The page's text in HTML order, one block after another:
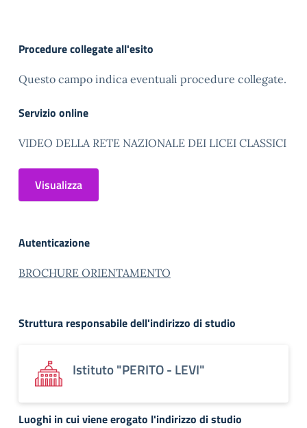
Procedure collegate all'esito
Questo campo indica eventuali procedure collegate.
Servizio online
VIDEO DELLA RETE NAZIONALE DEI LICEI CLASSICI
Visualizza
Autenticazione
BROCHURE ORIENTAMENTO
Struttura responsabile dell'indirizzo di studio
Istituto "PERITO - LEVI"
Luoghi in cui viene erogato l'indirizzo di studio